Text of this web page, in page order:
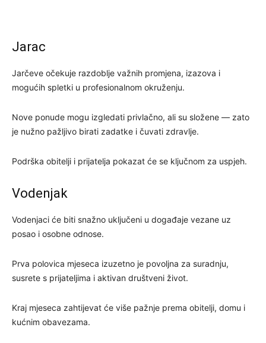
Jarac
Jarčeve očekuje razdoblje važnih promjena, izazova i
mogućih spletki u profesionalnom okruženju.
Nove ponude mogu izgledati privlačno, ali su složene — zato
je nužno pažljivo birati zadatke i čuvati zdravlje.
Podrška obitelji i prijatelja pokazat će se ključnom za uspjeh.
Vodenjak
Vodenjaci će biti snažno uključeni u događaje vezane uz
posao i osobne odnose.
Prva polovica mjeseca izuzetno je povoljna za suradnju,
susrete s prijateljima i aktivan društveni život.
Kraj mjeseca zahtijevat će više pažnje prema obitelji, domu i
kućnim obavezama.